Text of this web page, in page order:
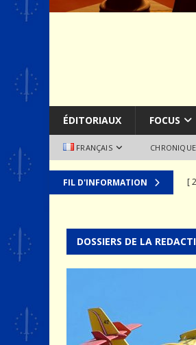
ÉDITORIAUX FOCUS
FRANÇAIS
FIL D'INFORMATION [
DOSSIERS DE LA